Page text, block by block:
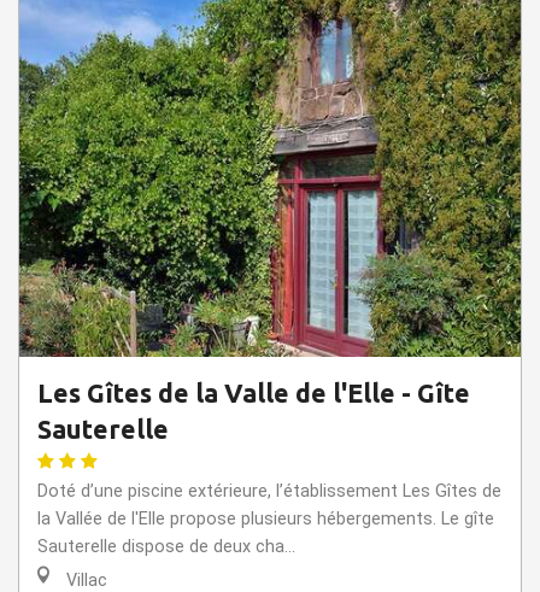
Les Gîtes de la Valle de l'Elle - Gîte
Sauterelle
Doté d’une piscine extérieure, l’établissement Les Gîtes de
la Vallée de l'Elle propose plusieurs hébergements. Le gîte
Sauterelle dispose de deux cha...
Villac